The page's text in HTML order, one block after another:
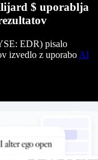
$ uporablja
EDR) pisalo
izvedlo z uporabo AI